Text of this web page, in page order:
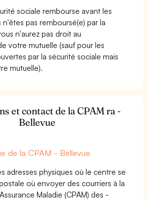
sociale rembourse avant les
n'êtes pas remboursé(e) par la
n'aurez pas droit au
votre mutuelle (sauf pour les
par la sécurité sociale mais
mutuelle).
et contact de la CPAM ra -
Bellevue
de la CPAM - Bellevue
adresses physiques où le centre se
où envoyer des courriers à la
Maladie (CPAM) des -